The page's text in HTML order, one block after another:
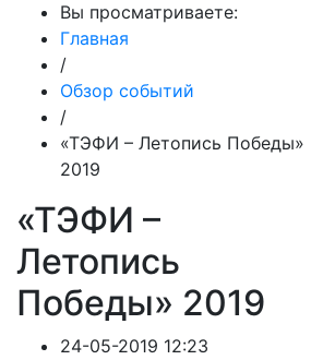
Вы просматриваете:
Главная
/
Обзор событий
/
«ТЭФИ – Летопись Победы»
2019
«ТЭФИ –
Летопись
Победы» 2019
24-05-2019 12:23